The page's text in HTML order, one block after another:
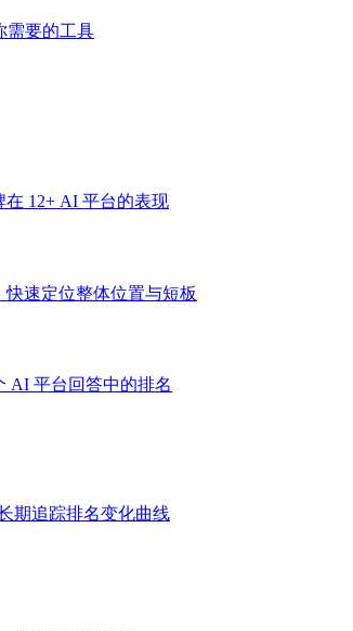
需要的工具
12+ AI 平台的表现
速定位整体位置与短板
AI 平台回答中的排名
期追踪排名变化曲线